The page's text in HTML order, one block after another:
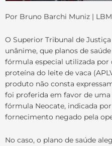
Por Bruno Barchi Muniz |
O Superior Tribunal de
unânime, que planos de
fórmula especial utilizada por
proteína do leite de vaca
produto não consta
foi proferida em favor de uma
fórmula Neocate, indicada
fornecimento negado pela
No caso, o plano de saúde